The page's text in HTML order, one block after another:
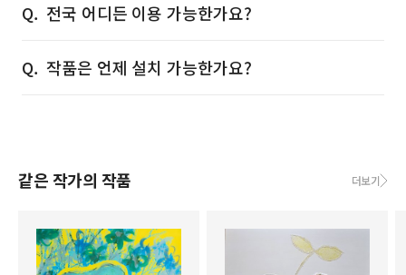
전국 어디든 이용 가능한가요?
작품은 언제 설치 가능한가요?
같은 작가의 작품 더보기